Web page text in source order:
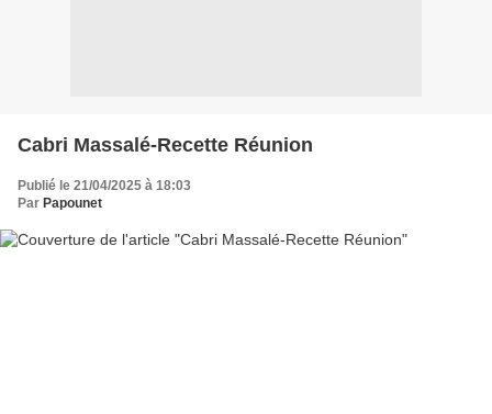
Cabri Massalé-Recette Réunion
Publié le 21/04/2025 à 18:03
Par Papounet